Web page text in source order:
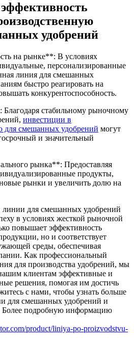
удобрений
на рынке**: В условиях
персонализированные
линия для смешанных
быстро реагировать на
конкурентоспособность.
стабильному рыночному
инвестиции в
для смешанных удобрений могут
и значительный
рынка**: Предоставляя
продукты,
рынки и увеличить долю на
для смешанных удобрений
в условиях жесткой рыночной
повышает эффективность
но и соответствует
среды, обеспечивая
Как профессиональный
для производства удобрений, мы
клиентам эффективные и
решения, помогая им достичь
с нами, чтобы узнать больше
для смешанных удобрений и
Более подробную информацию
product/liniya-po-proizvodstvu-